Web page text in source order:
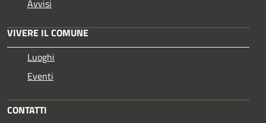
Avvisi
VIVERE IL COMUNE
Luoghi
Eventi
CONTATTI